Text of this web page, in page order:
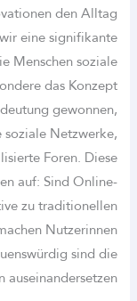
erleben wir
und Weise, wie
hat an
wie
und
wichtige Fragen
echte Alternative
Erfahrungen
Und wie
Themen